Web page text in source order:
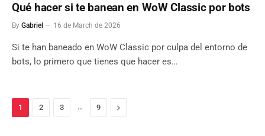
Qué hacer si te banean en WoW Classic por bots
By Gabriel 16 de March de 2026
Si te han baneado en WoW Classic por culpa del entorno de
bots, lo primero que tienes que hacer es…
1 2 3 … 9 Next